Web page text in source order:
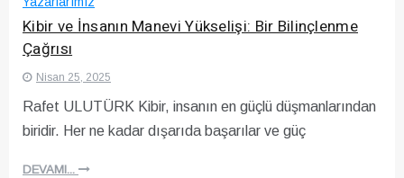
Kibir ve İnsanın Manevi Yükselişi: Bir Bilinçlenme
Çağrısı
Nisan 25, 2025
Rafet ULUTÜRK Kibir, insanın en güçlü düşmanlarından
biridir. Her ne kadar dışarıda başarılar ve güç
DEVAMI...